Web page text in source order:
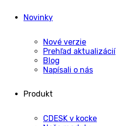
Novinky
Nové verzie
Prehľad aktualizácií
Blog
Napísali o nás
Produkt
CDESK v kocke